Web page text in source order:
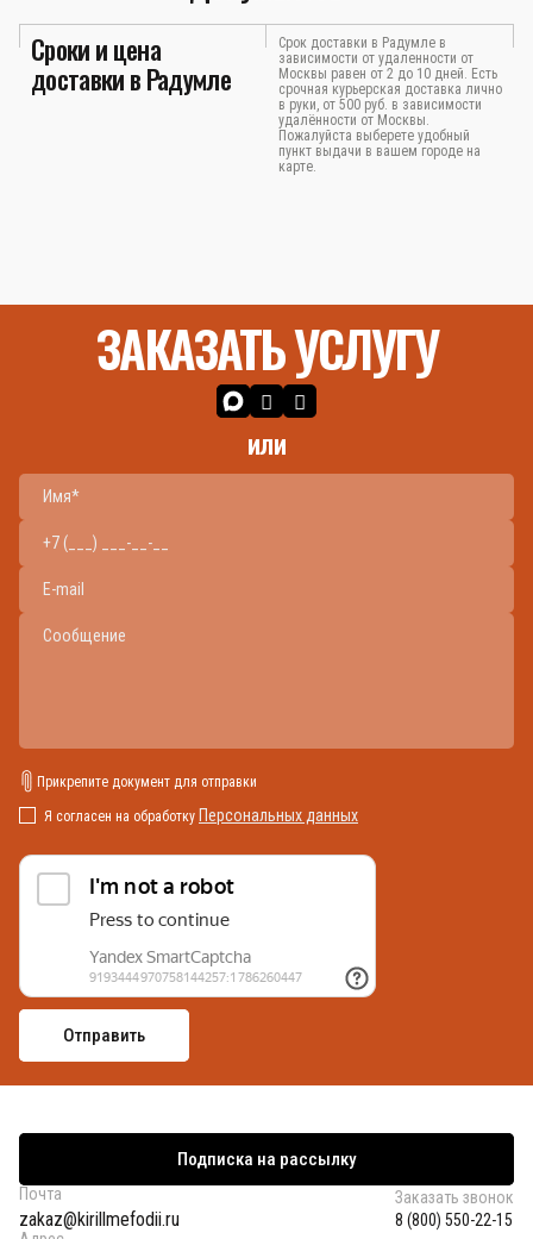
Сроки и цена
доставки в Радумле
Срок доставки в Радумле в
зависимости от удаленности от
Москвы равен от 2 до 10 дней. Есть
срочная курьерская доставка лично
в руки, от 500 руб. в зависимости
удалённости от Москвы.
Пожалуйста выберете удобный
пункт выдачи в вашем городе на
карте.
ЗАКАЗАТЬ УСЛУГУ
или
Прикрепите документ для отправки
Я согласен на обработку Персональных данных
Подписка на рассылку
Почта
zakaz@kirillmefodii.ru
Заказать звонок
8 (800) 550-22-15